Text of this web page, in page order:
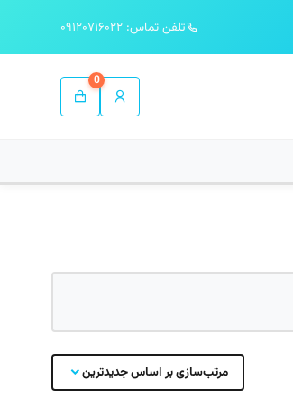
تلفن تماس: ۰۹۱۲۰۷۱۶۰۲۲
0
مرتب‌سازی بر اساس جدیدترین